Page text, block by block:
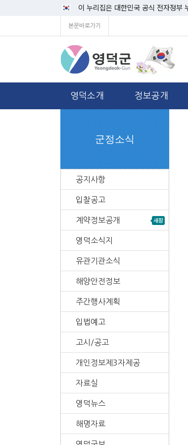
이 누리집은 대한민국 공식 전자정부
본문바로가기
영덕소개 정보공개
군정소식
공지사항
입찰공고
계약정보공개
영덕소식지
유관기관소식
해양안전정보
주간행사계획
입법예고
고시/공고
개인정보제3자제공
자료실
영덕뉴스
해명자료